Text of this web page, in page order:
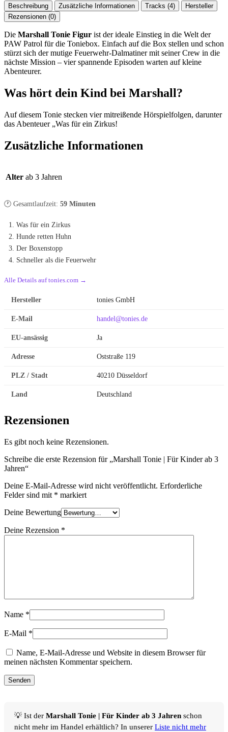
Beschreibung Zusätzliche Informationen Tracks (4)
Hersteller
Rezensionen (0)
Die Marshall Tonie Figur ist der ideale Einstieg in die Welt der
PAW Patrol für die Toniebox. Einfach auf die Box stellen und schon
stürzt sich der mutige Feuerwehr-Dalmatiner mit seiner Crew in die
nächste Mission – vier spannende Episoden warten auf kleine
Abenteurer.
Was hört dein Kind bei Marshall?
Auf diesem Tonie stecken vier mitreißende Hörspielfolgen, darunter
das Abenteuer „Was für ein Zirkus!
Zusätzliche Informationen
Alter ab 3 Jahren
🕐 Gesamtlaufzeit: 59 Minuten
Was für ein Zirkus
Hunde retten Huhn
Der Boxenstopp
Schneller als die Feuerwehr
Alle Details auf tonies.com →
Hersteller tonies GmbH
E-Mail handel@tonies.de
EU-ansässig Ja
Adresse Oststraße 119
PLZ / Stadt 40210 Düsseldorf
Land Deutschland
Rezensionen
Es gibt noch keine Rezensionen.
Schreibe die erste Rezension für „Marshall Tonie | Für Kinder ab 3
Jahren“
Deine E-Mail-Adresse wird nicht veröffentlicht. Erforderliche
Felder sind mit * markiert
Deine Bewertung
Deine Rezension *
Name *
E-Mail *
Name, E-Mail-Adresse und Website in diesem Browser für
meinen nächsten Kommentar speichern.
💡 Ist der Marshall Tonie | Für Kinder ab 3 Jahren schon
nicht mehr im Handel erhältlich? In unserer Liste nicht mehr